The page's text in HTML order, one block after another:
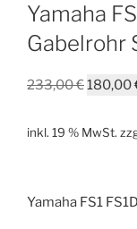
Yamaha
Gabelrohr
233,00€
war:
180,00
inkl. 19 % MwSt.
Yamaha FS1